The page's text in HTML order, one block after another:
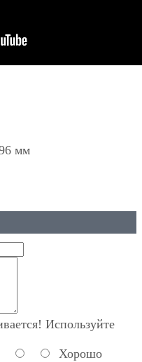
мм
Используйте
Хорошо